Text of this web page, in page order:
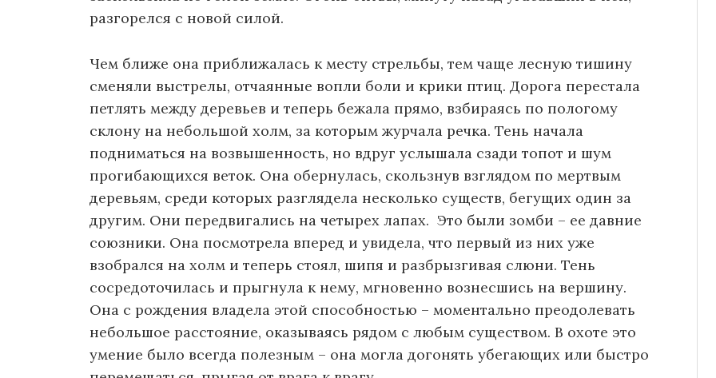
разгорелся с новой силой.
Чем ближе она приближалась к месту стрельбы, тем чаще лесную тишину
сменяли выстрелы, отчаянные вопли боли и крики птиц. Дорога перестала
петлять между деревьев и теперь бежала прямо, взбираясь по пологому
склону на небольшой холм, за которым журчала речка. Тень начала
подниматься на возвышенность, но вдруг услышала сзади топот и шум
прогибающихся веток. Она обернулась, скользнув взглядом по мертвым
деревьям, среди которых разглядела несколько существ, бегущих один за
другим. Они передвигались на четырех лапах. Это были зомби – ее давние
союзники. Она посмотрела вперед и увидела, что первый из них уже
взобрался на холм и теперь стоял, шипя и разбрызгивая слюни. Тень
сосредоточилась и прыгнула к нему, мгновенно вознесшись на вершину.
Она с рождения владела этой способностью – моментально преодолевать
небольшое расстояние, оказываясь рядом с любым существом. В охоте это
умение было всегда полезным – она могла догонять убегающих или быстро